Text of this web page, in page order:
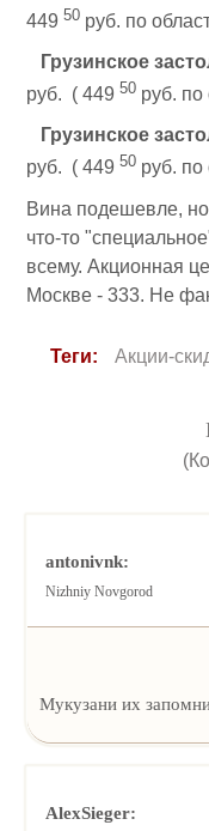
449 50 руб. по
Грузинское
руб. ( 449 50 руб. по
Грузинское
руб. ( 449 50 руб. по
Вина подешевле,
что-то
всему. Акционная
Москве - 333. Не
Теги: Акции-
antonivnk:
Nizhniy Novgorod
Мукузани их
AlexSieger: